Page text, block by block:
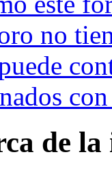
no
de